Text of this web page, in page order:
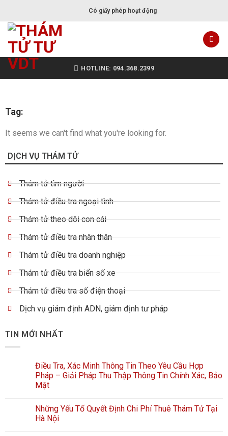
Có giấy phép hoạt động
HOTLINE: 094.368.2399
Tag:
It seems we can't find what you're looking for.
DỊCH VỤ THÁM TỬ
Thám tử tìm người
Thám tử điều tra ngoại tình
Thám tử theo dõi con cái
Thám tử điều tra nhân thân
Thám tử điều tra doanh nghiệp
Thám tử điều tra biển số xe
Thám tử điều tra số điện thoại
Dịch vụ giám định ADN, giám định tư pháp
TIN MỚI NHẤT
Điều Tra, Xác Minh Thông Tin Theo Yêu Cầu Hợp
Pháp – Giải Pháp Thu Thập Thông Tin Chính Xác, Bảo
Mật
Những Yếu Tố Quyết Định Chi Phí Thuê Thám Tử Tại
Hà Nội